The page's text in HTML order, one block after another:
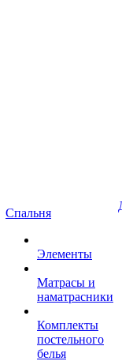
Спальня
Элементы
Матрасы и
наматрасники
Комплекты
постельного
белья